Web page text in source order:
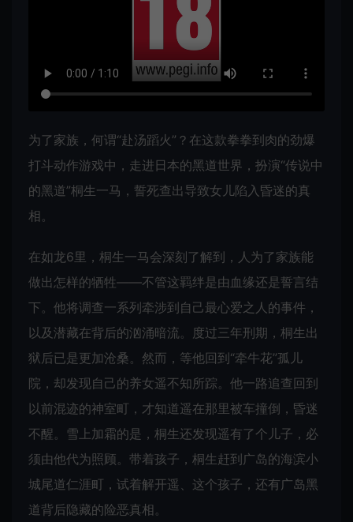
为了家族，何谓“赴汤蹈火”？在这款拳拳到肉的劲爆
打斗动作游戏中，走进日本的黑道世界，扮演“传说中
的黑道”桐生一马，誓死查出导致女儿陷入昏迷的真
相。
在如龙6里，桐生一马会深刻了解到，人为了家族能
做出怎样的牺牲——不管这羁绊是由血缘还是誓言结
下。他将调查一系列牵涉到自己最心爱之人的事件，
以及潜藏在背后的汹涌暗流。度过三年刑期，桐生出
狱后已是更加沧桑。然而，等他回到“牵牛花”孤儿
院，却发现自己的养女遥不知所踪。他一路追查回到
以前混迹的神室町，才知道遥在那里被车撞倒，昏迷
不醒。雪上加霜的是，桐生还发现遥有了个儿子，必
须由他代为照顾。带着孩子，桐生赶到广岛的海滨小
城尾道仁涯町，试着解开遥、这个孩子，还有广岛黑
道背后隐藏的险恶真相。